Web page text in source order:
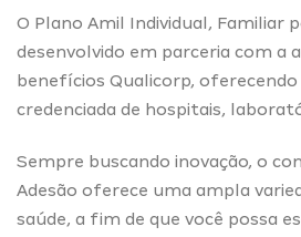
O Plano Amil Individual, Familiar
desenvolvido em parceria com a
benefícios Qualicorp,
credenciada de hospitais,
Sempre buscando inovação, o
Adesão oferece uma ampla
saúde, a fim de que você possa